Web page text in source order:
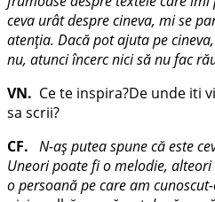
ceva urât despre cineva, mi se
atenţia. Dacă pot ajuta pe
nu, atunci încerc nici să nu fac
VN. Ce te inspira?De unde iti
sa scrii?
CF. N-aş putea spune că este
Uneori poate fi o melodie,
o persoană pe care am